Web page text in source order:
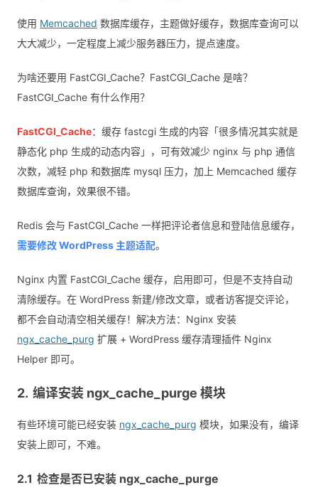
使用 Memcached 数据库缓存，主题做好缓存，数据库查询可以
大大减少，一定程度上减少服务器压力，提点速度。
为啥还要用 FastCGI_Cache？FastCGI_Cache 是啥？
FastCGI_Cache 有什么作用？
FastCGI_Cache：缓存 fastcgi 生成的内容「很多情况其实就是
静态化 php 生成的动态内容」，可有效减少 nginx 与 php 通信
次数，减轻 php 和数据库 mysql 压力，加上 Memcached 缓存
数据库查询，效果很不错。
Redis 会与 FastCGI_Cache 一样把评论者信息和登陆信息缓存，
需要修改 WordPress 主题适配。
Nginx 内置 FastCGI_Cache 缓存，启用即可，但是不支持自动
清除缓存。在 WordPress 新建/修改文章，或者访客提交评论，
都不会自动清空相关缓存！解决方法：Nginx 安装
ngx_cache_purg 扩展 + WordPress 缓存清理插件 Nginx
Helper 即可。
编译安装 ngx_cache_purge 模块
有些环境可能已经安装 ngx_cache_purg 模块，如果没有，编译
安装上即可，不难。
检查是否已安装 ngx_cache_purge